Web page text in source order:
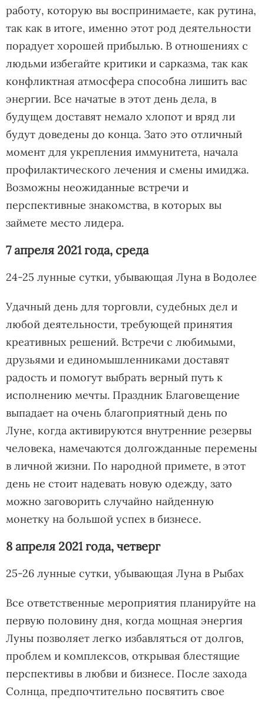
работу, которую вы воспринимаете, как рутина,
так как в итоге, именно этот род деятельности
порадует хорошей прибылью. В отношениях с
людьми избегайте критики и сарказма, так как
конфликтная атмосфера способна лишить вас
энергии. Все начатые в этот день дела, в
будущем доставят немало хлопот и вряд ли
будут доведены до конца. Зато это отличный
момент для укрепления иммунитета, начала
профилактического лечения и смены имиджа.
Возможны неожиданные встречи и
перспективные знакомства, в которых вы
займете место лидера.
7 апреля 2021 года, среда
24-25 лунные сутки, убывающая Луна в Водолее
Удачный день для торговли, судебных дел и
любой деятельности, требующей принятия
креативных решений. Встречи с любимыми,
друзьями и единомышленниками доставят
радость и помогут выбрать верный путь к
исполнению мечты. Праздник Благовещение
выпадает на очень благоприятный день по
Луне, когда активируются внутренние резервы
человека, намечаются долгожданные перемены
в личной жизни. По народной примете, в этот
день не стоит надевать новую одежду, зато
можно заговорить случайно найденную
монетку на большой успех в бизнесе.
8 апреля 2021 года, четверг
25-26 лунные сутки, убывающая Луна в Рыбах
Все ответственные мероприятия планируйте на
первую половину дня, когда мощная энергия
Луны позволяет легко избавляться от долгов,
проблем и комплексов, открывая блестящие
перспективы в любви и бизнесе. После захода
Солнца, предпочтительно посвятить свое